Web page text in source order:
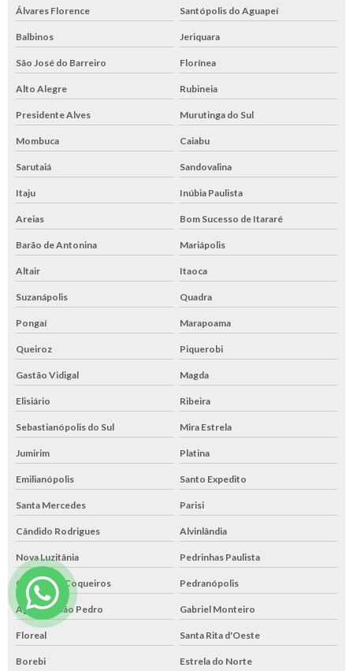
Álvares Florence Santópolis do Aguapeí
Balbinos Jeriquara
São José do Barreiro Florínea
Alto Alegre Rubineia
Presidente Alves Murutinga do Sul
Mombuca Caiabu
Sarutaiá Sandovalina
Itaju Inúbia Paulista
Areias Bom Sucesso de Itararé
Barão de Antonina Mariápolis
Altair Itaoca
Suzanápolis Quadra
Pongaí Marapoama
Queiroz Piquerobi
Gastão Vidigal Magda
Elisiário Ribeira
Sebastianópolis do Sul Mira Estrela
Jumirim Platina
Emilianópolis Santo Expedito
Santa Mercedes Parisi
Cândido Rodrigues Alvinlândia
Nova Luzitânia Pedrinhas Paulista
Cássia dos Coqueiros Pedranópolis
Águas de São Pedro Gabriel Monteiro
Floreal Santa Rita d'Oeste
Borebi Estrela do Norte